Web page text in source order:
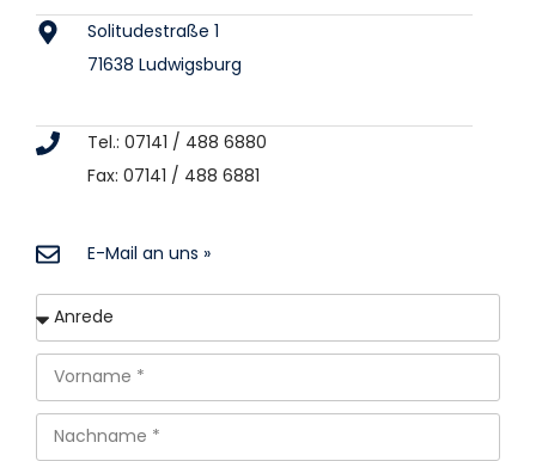
Solitudestraße 1
71638 Ludwigsburg
Tel.: 07141 / 488 6880
Fax: 07141 / 488 6881
E-Mail an uns »